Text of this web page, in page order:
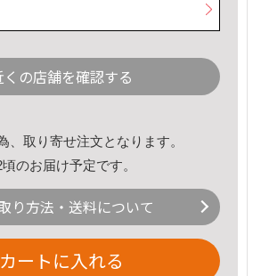
くの店舗を確認する
、取り寄せ注文となります。
のお届け予定です。
り方法・送料について
カートに入れる